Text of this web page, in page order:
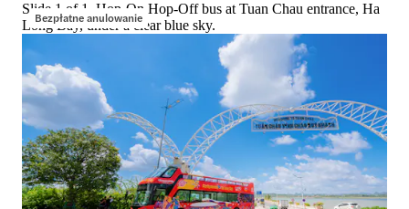
Bezpłatne anulowanie
Slide 1 of 1, Hop-On Hop-Off bus at Tuan Chau entrance, Ha
Long Bay, under a clear blue sky.